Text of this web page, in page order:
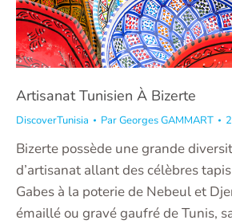
Artisanat Tunisien À Bizerte
DiscoverTunisia ParGeorges GAMMART
Bizerte possède une grande
d’artisanat allant des célèbres
Gabes à la poterie de Nebeul et
émaillé ou gravé gaufré de Tunis,